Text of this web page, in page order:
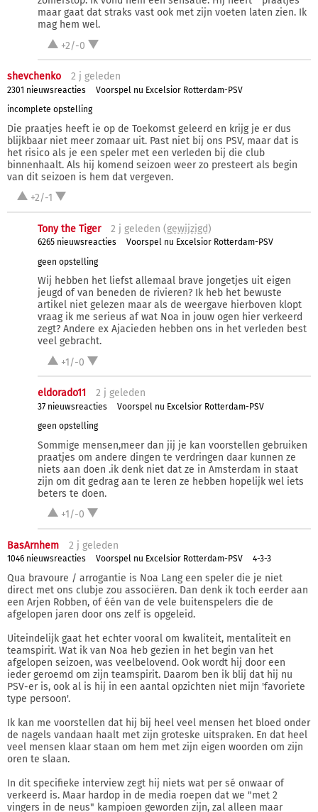
maar gaat dat straks vast ook met zijn voeten laten zien. Ik
mag hem wel.
+2/-0
shevchenko 2 j geleden
2301 nieuwsreacties
Voorspel nu Excelsior Rotterdam-PSV
incomplete opstelling
Die praatjes heeft ie op de Toekomst geleerd en krijg je er dus
blijkbaar niet meer zomaar uit. Past niet bij ons PSV, maar dat is
het risico als je een speler met een verleden bij die club
binnenhaalt. Als hij komend seizoen weer zo presteert als begin
van dit seizoen is hem dat vergeven.
+2/-1
Tony the Tiger 2 j geleden (gewijzigd)
6265 nieuwsreacties
Voorspel nu Excelsior Rotterdam-PSV
geen opstelling
Wij hebben het liefst allemaal brave jongetjes uit eigen
jeugd of van beneden de rivieren? Ik heb het bewuste
artikel niet gelezen maar als de weergave hierboven klopt
vraag ik me serieus af wat Noa in jouw ogen hier verkeerd
zegt? Andere ex Ajacieden hebben ons in het verleden best
veel gebracht.
+1/-0
eldorado11 2 j geleden
37 nieuwsreacties
Voorspel nu Excelsior Rotterdam-PSV
geen opstelling
Sommige mensen,meer dan jij je kan voorstellen gebruiken
praatjes om andere dingen te verdringen daar kunnen ze
niets aan doen .ik denk niet dat ze in Amsterdam in staat
zijn om dit gedrag aan te leren ze hebben hopelijk wel iets
beters te doen.
+1/-0
BasArnhem 2 j geleden
1046 nieuwsreacties Voorspel nu Excelsior Rotterdam-PSV 4-3-3
Qua bravoure / arrogantie is Noa Lang een speler die je niet
direct met ons clubje zou associëren. Dan denk ik toch eerder aan
een Arjen Robben, of één van de vele buitenspelers die de
afgelopen jaren door ons zelf is opgeleid.
Uiteindelijk gaat het echter vooral om kwaliteit, mentaliteit en
teamspirit. Wat ik van Noa heb gezien in het begin van het
afgelopen seizoen, was veelbelovend. Ook wordt hij door een
ieder geroemd om zijn teamspirit. Daarom ben ik blij dat hij nu
PSV-er is, ook al is hij in een aantal opzichten niet mijn 'favoriete
type persoon'.
Ik kan me voorstellen dat hij bij heel veel mensen het bloed onder
de nagels vandaan haalt met zijn groteske uitspraken. En dat heel
veel mensen klaar staan om hem met zijn eigen woorden om zijn
oren te slaan.
In dit specifieke interview zegt hij niets wat per sé onwaar of
verkeerd is. Maar hardop in de media roepen dat we "met 2
vingers in de neus" kampioen geworden zijn, zal alleen maar